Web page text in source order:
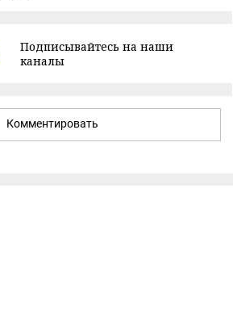
Подписывайтесь на наши
каналы
Комментировать